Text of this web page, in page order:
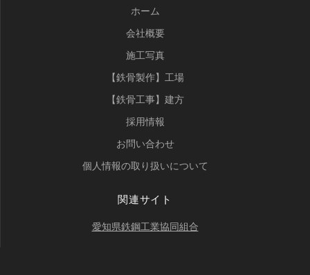
ホーム
会社概要
施工写真
【鉄骨製作】工場
【鉄骨工事】建方
採用情報
お問い合わせ
個人情報の取り扱いについて
関連サイト
愛知県鉄鋼工業協同組合